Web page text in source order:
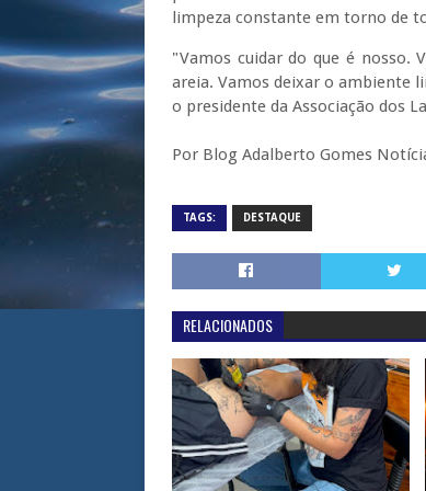
limpeza constante em torno de
"Vamos cuidar do que é nosso.
areia. Vamos deixar o ambiente
o presidente da Associação dos
Por Blog Adalberto Gomes
TAGS: DESTAQUE
RELACIONADOS